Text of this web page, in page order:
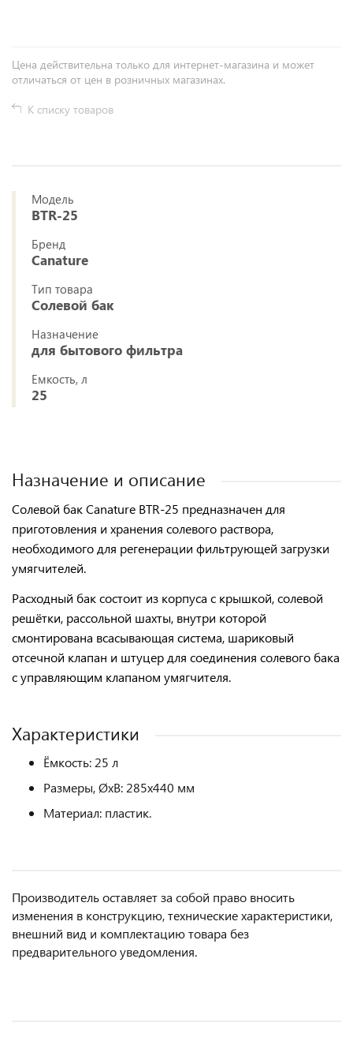
Цена действительна только для интернет-магазина и может
отличаться от цен в розничных магазинах.
К списку товаров
Модель
BTR-25
Бренд
Canature
Тип товара
Солевой бак
Назначение
для бытового фильтра
Емкость, л
25
Назначение и описание
Солевой бак Canature BTR-25 предназначен для
приготовления и хранения солевого раствора,
необходимого для регенерации фильтрующей загрузки
умягчителей.
Расходный бак состоит из корпуса с крышкой, солевой
решётки, рассольной шахты, внутри которой
смонтирована всасывающая система, шариковый
отсечной клапан и штуцер для соединения солевого бака
с управляющим клапаном умягчителя.
Характеристики
Ёмкость: 25 л
Размеры, ØхВ: 285х440 мм
Материал: пластик.
Производитель оставляет за собой право вносить
изменения в конструкцию, технические характеристики,
внешний вид и комплектацию товара без
предварительного уведомления.